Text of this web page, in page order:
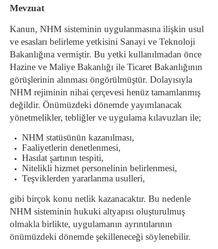
Mevzuat
Kanun, NHM sisteminin uygulanmasına ilişkin usul
ve esasları belirleme yetkisini Sanayi ve Teknoloji
Bakanlığına vermiştir. Bu yetki kullanılmadan önce
Hazine ve Maliye Bakanlığı ile Ticaret Bakanlığının
görüşlerinin alınması öngörülmüştür. Dolayısıyla
NHM rejiminin nihai çerçevesi henüz tamamlanmış
değildir. Önümüzdeki dönemde yayımlanacak
yönetmelikler, tebliğler ve uygulama kılavuzları ile;
NHM statüsünün kazanılması,
Faaliyetlerin denetlenmesi,
Hasılat şartının tespiti,
Nitelikli hizmet personelinin belirlenmesi,
Teşviklerden yararlanma usulleri,
gibi birçok konu netlik kazanacaktır. Bu nedenle
NHM sisteminin hukuki altyapısı oluşturulmuş
olmakla birlikte, uygulamanın ayrıntılarının
önümüzdeki dönemde şekilleneceği söylenebilir.